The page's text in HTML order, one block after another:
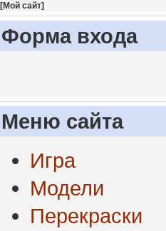
[Мой сайт]
Форма входа
Меню сайта
Игра
Модели
Перекраски